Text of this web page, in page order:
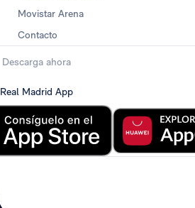
Movistar Arena
Contacto
Descarga ahora
Real Madrid App